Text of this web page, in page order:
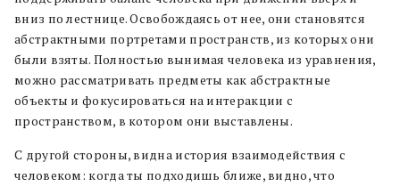
вниз по лестнице. Освобождаясь от нее, они становятся
абстрактными портретами пространств, из которых они
были взяты. Полностью вынимая человека из уравнения,
можно рассматривать предметы как абстрактные
объекты и фокусироваться на интеракции с
пространством, в котором они выставлены.
С другой стороны, видна история взаимодействия с
человеком: когда ты подходишь ближе, видно, что